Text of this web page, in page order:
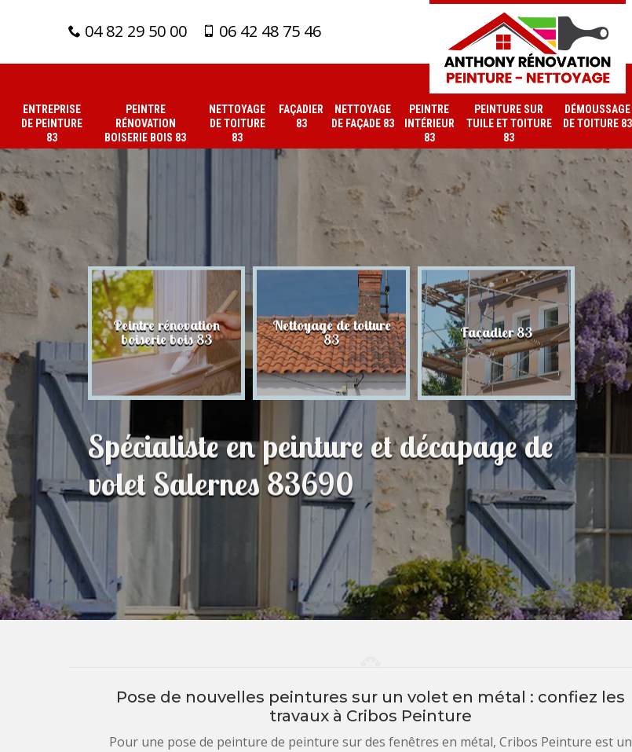
04 82 29 50 00 06 42 48 75 46
ENTREPRISE
DE PEINTURE
83
PEINTRE
RÉNOVATION
BOISERIE BOIS 83
NETTOYAGE
DE TOITURE
83
FAÇADIER
83
NETTOYAGE
DE FAÇADE 83
PEINTRE
INTÉRIEUR
83
PEINTURE SUR
TUILE ET TOITURE
83
DÉMOUSSAGE
DE TOITURE 83
Peintre rénovation
boiserie bois 83
Nettoyage de toiture
83 Façadier 83
Spécialiste en peinture et décapage de
volet Salernes 83690
Pose de nouvelles peintures sur un volet en métal : confiez les
travaux à Cribos Peinture
Pour une pose de peinture de peinture sur des fenêtres en métal, Cribos Peinture est un